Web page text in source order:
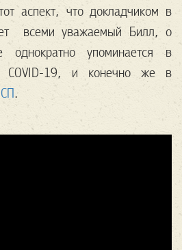
аспект, что докладчиком в
всеми уважаемый Билл, о
упоминается в
COVID-19, и конечно же в
.